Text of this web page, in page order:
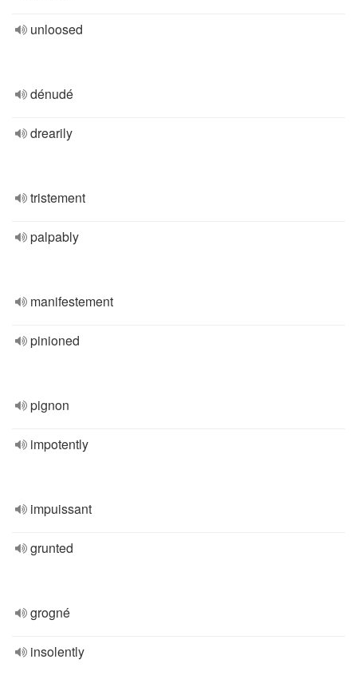
unloosed
dénudé
drearily
tristement
palpably
manifestement
pinioned
pignon
impotently
impuissant
grunted
grogné
insolently